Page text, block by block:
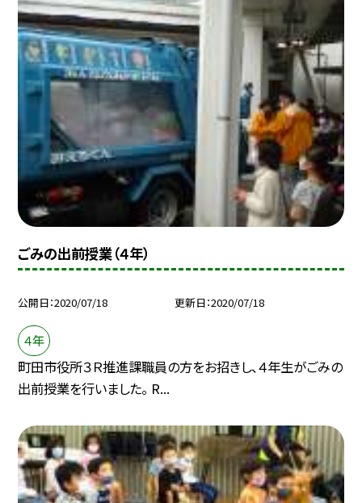
ごみの出前授業（４年）
公開日 2020/07/18 更新日 2020/07/18
４年
町田市役所３Ｒ推進課職員の方をお招きし、４年生がごみの
出前授業を行いました。 R...